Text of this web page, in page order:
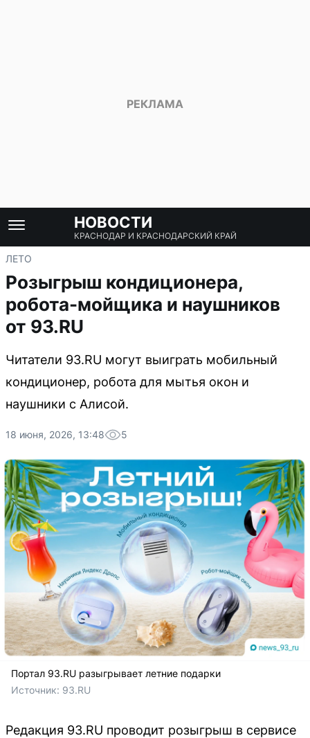
НОВОСТИ
КРАСНОДАР И КРАСНОДАРСКИЙ КРАЙ
ЛЕТО
Розыгрыш кондиционера,
робота-мойщика и наушников
от 93.RU
Читатели 93.RU могут выиграть мобильный
кондиционер, робота для мытья окон и
наушники с Алисой.
18 июня, 2026, 13:48 5
Портал 93.RU разыгрывает летние подарки
Источник: 93.RU
Редакция 93.RU проводит розыгрыш в сервисе